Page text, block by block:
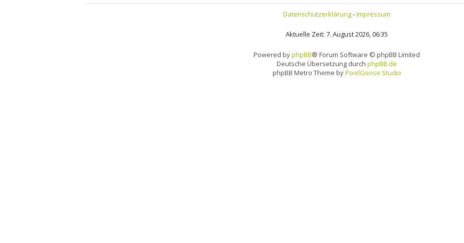
Datenschutzerklärung-Impressum
Aktuelle Zeit: 7. August 2026, 06:35
Powered byphpBB® Forum Software © phpBB Limited
Deutsche Übersetzung durch phpBB.de
phpBB Metro Theme byPixelGoose Studio